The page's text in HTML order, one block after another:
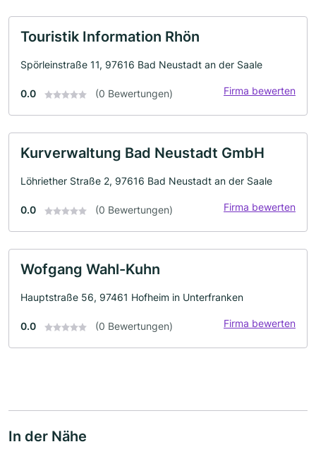
Touristik Information Rhön
Spörleinstraße 11, 97616 Bad Neustadt an der Saale
0.0 (0 Bewertungen) Firma bewerten
Kurverwaltung Bad Neustadt GmbH
Löhriether Straße 2, 97616 Bad Neustadt an der Saale
0.0 (0 Bewertungen) Firma bewerten
Wofgang Wahl-Kuhn
Hauptstraße 56, 97461 Hofheim in Unterfranken
0.0 (0 Bewertungen) Firma bewerten
In der Nähe